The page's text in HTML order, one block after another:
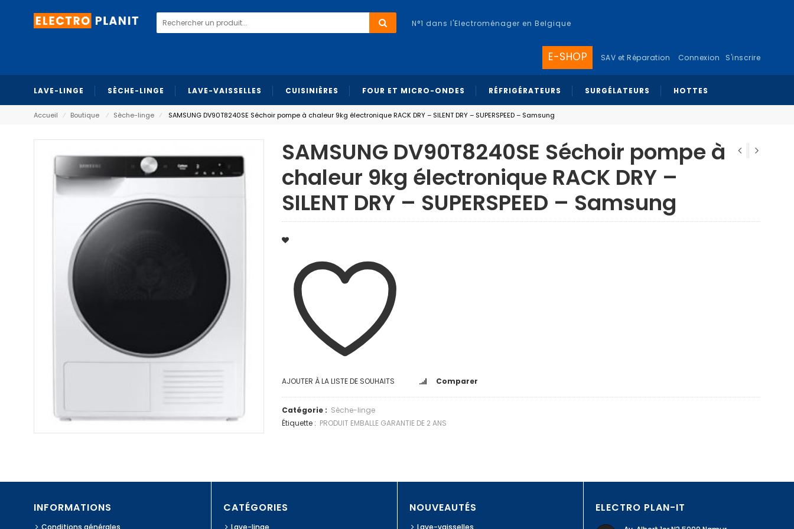
N°1 dans l'Electroménager en Belgique
E-SHOP SAV et Réparation Connexion S'inscrire
LAVE-LINGE SÈCHE-LINGE LAVE-VAISSELLES CUISINIÈRES FOUR ET MICRO-ONDES RÉFRIGÉRATEURS SURGÉLATEURS HOTTES
Accueil ⁄ Boutique ⁄ Sèche-linge ⁄ SAMSUNG DV90T8240SE Séchoir pompe à chaleur 9kg électronique RACK DRY – SILENT DRY – SUPERSPEED – Samsung
SAMSUNG DV90T8240SE Séchoir pompe à
chaleur 9kg électronique RACK DRY –
SILENT DRY – SUPERSPEED – Samsung
AJOUTER À LA LISTE DE SOUHAITS Comparer
Catégorie : Sèche-linge
Étiquette : PRODUIT EMBALLE GARANTIE DE 2 ANS
INFORMATIONS
Conditions générales
CATÉGORIES
Lave-linge
NOUVEAUTÉS
Lave-vaisselles
ELECTRO PLAN-IT